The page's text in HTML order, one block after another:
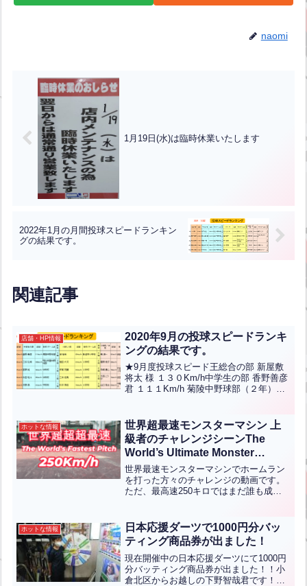
naomi
1月19日(水)は臨時休業いたします
2022年1月の月間投球スピードランキン
グの結果です。
関連記事
店舗・HP情報
2020年9月の投球スピードランキ
ングの結果です。
★9月度投球スピード王総合の部 新屋敷
将太 様 １３０Km/h中学生の部 香野善彦
君 １１１Km/h 菊陵中野球部（２年）小
君 ９１Kｍ/ｈ 吉田レグ...全文はクリック
ホットな情報
世界超最速モンスターマシン 上
級者のチャレンジシーンThe
World’s Ultimate Monster
Machine — Advanced Player
Challenge Scene【ENG CHT
KOR JPN】
世界最速モンスターマシンでホームラン
を打った方々のチャレンジの動画です。
ただ、最高速250キロではまだ誰も成功
ジャー！！世界最速のスピードはこれ
だ！！ This is ...全文はクリック
ホットな情報
日本応援ダーツで1000円分バッ
ティング商品券が出ました！
現在開催中の日本応援ダーツにて1000円
分バッティング商品券が出ました！！小
倉北区からお越しの下野智哉君です！お